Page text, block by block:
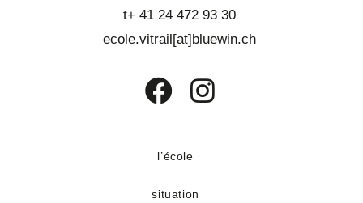
t+ 41 24 472 93 30
ecole.vitrail[at]bluewin.ch
un
onglet
l’école
situation